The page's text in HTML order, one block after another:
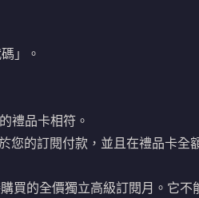
」。
禮品卡相符。
您的訂閱付款，並且在禮品卡全
買的全價獨立高級訂閱月。它不